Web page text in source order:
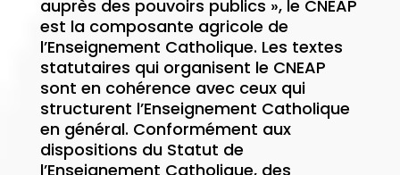
auprès des pouvoirs publics », le CNEAP
est la composante agricole de
l’Enseignement Catholique. Les textes
statutaires qui organisent le CNEAP
sont en cohérence avec ceux qui
structurent l’Enseignement Catholique
en général. Conformément aux
dispositions du Statut de
l’Enseignement Catholique, des